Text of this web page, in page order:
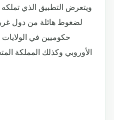
ويتعرض التطبيق الذي
لضغوط هائلة من دول
حكوميين في
الأوروبي وكذلك المملكة